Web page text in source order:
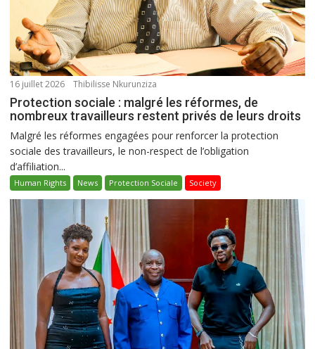
16 juillet 2026 Thibilisse Nkurunziza
Protection sociale : malgré les réformes, de
nombreux travailleurs restent privés de leurs droits
Malgré les réformes engagées pour renforcer la protection
sociale des travailleurs, le non-respect de l’obligation
d’affiliation...
Human Rights News Protection Sociale Society